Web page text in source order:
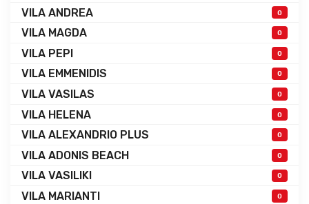
VILA ANDREA 0
VILA MAGDA 0
VILA PEPI 0
VILA EMMENIDIS 0
VILA VASILAS 0
VILA HELENA 0
VILA ALEXANDRIO PLUS 0
VILA ADONIS BEACH 0
VILA VASILIKI 0
VILA MARIANTI 0